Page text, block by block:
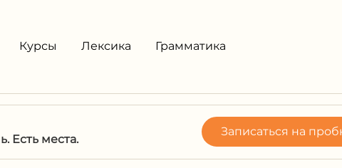
Курсы Лексика Грамматика
Есть места.
Записаться на